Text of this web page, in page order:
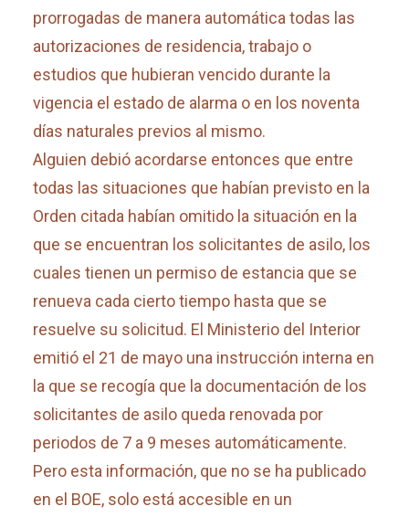
prorrogadas de manera automática todas las
autorizaciones de residencia, trabajo o
estudios que hubieran vencido durante la
vigencia el estado de alarma o en los noventa
días naturales previos al mismo.
Alguien debió acordarse entonces que entre
todas las situaciones que habían previsto en la
Orden citada habían omitido la situación en la
que se encuentran los solicitantes de asilo, los
cuales tienen un permiso de estancia que se
renueva cada cierto tiempo hasta que se
resuelve su solicitud. El Ministerio del Interior
emitió el 21 de mayo una instrucción interna en
la que se recogía que la documentación de los
solicitantes de asilo queda renovada por
periodos de 7 a 9 meses automáticamente.
Pero esta información, que no se ha publicado
en el BOE, solo está accesible en un